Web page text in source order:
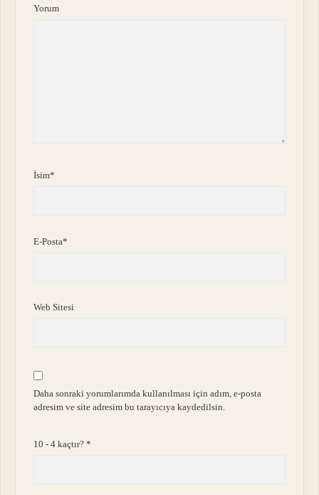
Yorum
İsim*
E-Posta*
Web Sitesi
Daha sonraki yorumlarımda kullanılması için adım, e-posta
adresim ve site adresim bu tarayıcıya kaydedilsin.
10 - 4 kaçtır?*